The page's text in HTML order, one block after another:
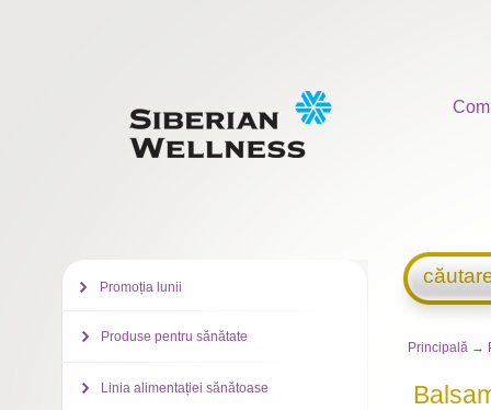
Principală →
Promoția lunii
Produse pentru sănătate
Linia alimentației sănătoase